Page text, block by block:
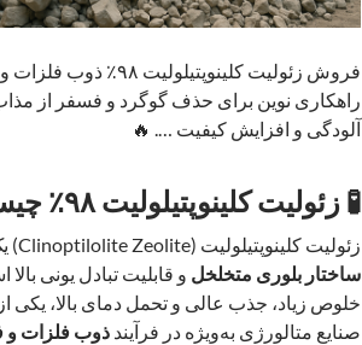
فروش زئولیت
راهکاری نوین برای حذف گوگرد و فسفر از
آلودگی و افزایش کیفیت …. 🔥
🧪 زئولیت کلینوپتیلولیت ۹۸٪ چیست؟
زئولیت کلینوپتیلولیت (Clinoptilolite Zeolite) یک
ساختار بلوری متخلخل
خلوص زیاد، جذب عالی و تحمل دمای بالا، یکی از
صنایع متالورژی به‌ویژه در فرآیند ذوب فلزات و